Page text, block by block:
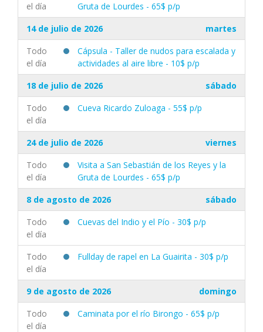
el día
Gruta de Lourdes - 65$ p/p
14 de julio de 2026
martes
Todo
el día
Cápsula - Taller de nudos para escalada y
actividades al aire libre - 10$ p/p
18 de julio de 2026
sábado
Todo
el día
Cueva Ricardo Zuloaga - 55$ p/p
24 de julio de 2026
viernes
Todo
el día
Visita a San Sebastián de los Reyes y la
Gruta de Lourdes - 65$ p/p
8 de agosto de 2026
sábado
Todo
el día
Cuevas del Indio y el Pío - 30$ p/p
Todo
el día
Fullday de rapel en La Guairita - 30$ p/p
9 de agosto de 2026
domingo
Todo
el día
Caminata por el río Birongo - 65$ p/p